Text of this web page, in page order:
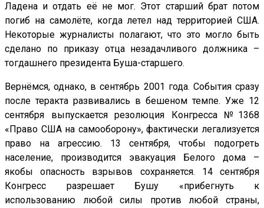
Ладена и отдать её не мог. Этот старший брат потом
погиб на самолёте, когда летел над территорией США.
Некоторые журналисты полагают, что это могло быть
сделано по приказу отца незадачливого должника –
тогдашнего президента Буша-старшего.
Вернёмся, однако, в сентябрь 2001 года. События сразу
после теракта развивались в бешеном темпе. Уже 12
сентября выпускается резолюция Конгресса №1368
«Право США на самооборону», фактически легализуется
право на агрессию. 13 сентября, чтобы подогреть
население, производится эвакуация Белого дома –
якобы опасность взрывов сохраняется. 14 сентября
Конгресс разрешает Бушу «прибегнуть к
использованию любой силы против любой страны,